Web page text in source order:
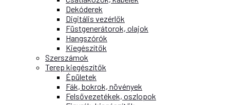
Dekóderek
Digitális vezérlők
Füstgenerátorok, olajok
Hangszórók
Kiegészítők
Szerszámok
Terep kiegészítők
Épületek
Fák, bokrok, növények
Felsővezetékek, oszlopok